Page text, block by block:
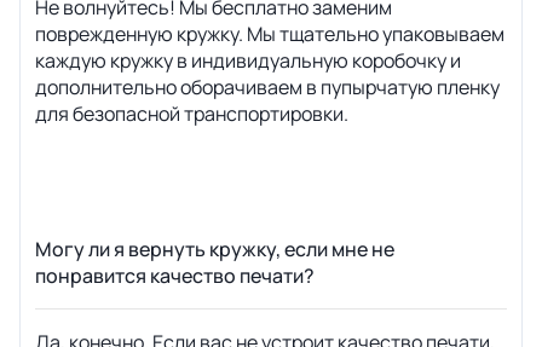
Не волнуйтесь! Мы бесплатно заменим
поврежденную кружку. Мы тщательно упаковываем
каждую кружку в индивидуальную коробочку и
дополнительно оборачиваем в пупырчатую пленку
для безопасной транспортировки.
Могу ли я вернуть кружку, если мне не
понравится качество печати?